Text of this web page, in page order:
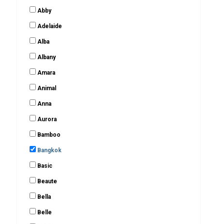
Abby
Adelaide
Alba
Albany
Amara
Animal
Anna
Aurora
Bamboo
Bangkok
Basic
Beaute
Bella
Belle